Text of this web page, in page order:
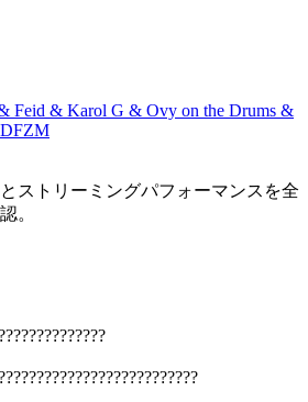
Feid & Karol G & Ovy on the Drums &
DFZM
ストリーミングパフォーマンスを全
。